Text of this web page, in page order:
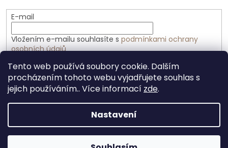
Tento web používá soubory cookie. Dalším
procházením tohoto webu vyjadřujete souhlas s
jejich používáním.. Více informací zde.
Nastavení
E-mail
Vložením e-mailu souhlasíte s podmínkami ochrany
osobních údajů
PŘIHLÁSIT SE
Vytvořil Shoptet